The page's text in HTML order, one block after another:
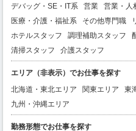
デバッグ・SE・IT系
営業
営業・人
医療・介護・福祉系
その他専門職
ホテルスタッフ
調理補助スタッフ
清掃スタッフ
介護スタッフ
エリア（非表示）でお仕事を探す
北海道・東北エリア
関東エリア 東
九州・沖縄エリア
勤務形態でお仕事を探す